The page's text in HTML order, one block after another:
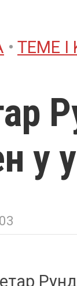
• TEME I
у